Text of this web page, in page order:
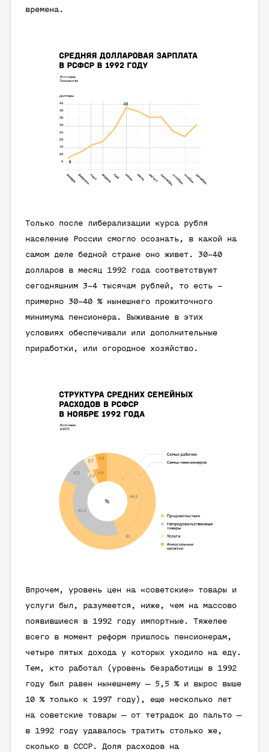
времена.
Только после либерализации курса рубля
население России смогло осознать, в какой на
самом деле бедной стране оно живет. 30–40
долларов в месяц 1992 года соответствуют
сегодняшним 3–4 тысячам рублей, то есть –
примерно 30–40 % нынешнего прожиточного
минимума пенсионера. Выживание в этих
условиях обеспечивали или дополнительные
приработки, или огородное хозяйство.
Впрочем, уровень цен на «советские» товары и
услуги был, разумеется, ниже, чем на массово
появившиеся в 1992 году импортные. Тяжелее
всего в момент реформ пришлось пенсионерам,
четыре пятых дохода у которых уходило на еду.
Тем, кто работал (уровень безработицы в 1992
году был равен нынешнему — 5,5 % и вырос выше
10 % только к 1997 году), еще несколько лет
на советские товары — от тетрадок до пальто —
в 1992 году удавалось тратить столько же,
сколько в СССР. Доля расходов на